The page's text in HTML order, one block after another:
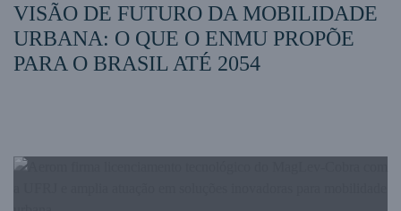
VISÃO DE FUTURO DA MOBILIDADE
URBANA: O QUE O ENMU PROPÕE
PARA O BRASIL ATÉ 2054